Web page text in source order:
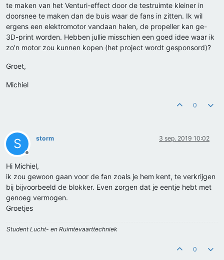
te maken van het Venturi-effect door de testruimte kleiner in
doorsnee te maken dan de buis waar de fans in zitten. Ik wil
ergens een elektromotor vandaan halen, de propeller kan ge-
3D-print worden. Hebben jullie misschien een goed idee waar ik
zo'n motor zou kunnen kopen (het project wordt gesponsord)?
Groet,
Michiel
0
S
Offline
storm 3 sep. 2019 10:02
Hi Michiel,
ik zou gewoon gaan voor de fan zoals je hem kent, te verkrijgen
bij bijvoorbeeld de blokker. Even zorgen dat je eentje hebt met
genoeg vermogen.
Groetjes
Student Lucht- en Ruimtevaarttechniek
0